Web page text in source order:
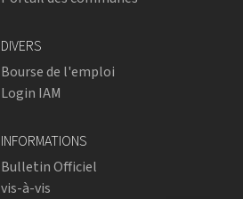
DIVERS
Bourse de l'emploi
Login IAM
INFORMATIONS
Bulletin Officiel
vis-à-vis